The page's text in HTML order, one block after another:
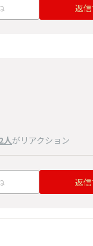
返
人がリアクション
返